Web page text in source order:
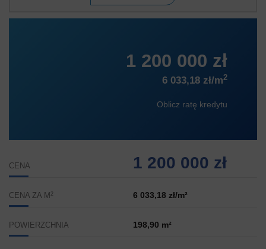
1 200 000 zł
6 033,18 zł/m2
Oblicz ratę kredytu
CENA 1 200 000 zł
CENA ZA M 2 6 033,18 zł/m²
POWIERZCHNIA 198,90 m²